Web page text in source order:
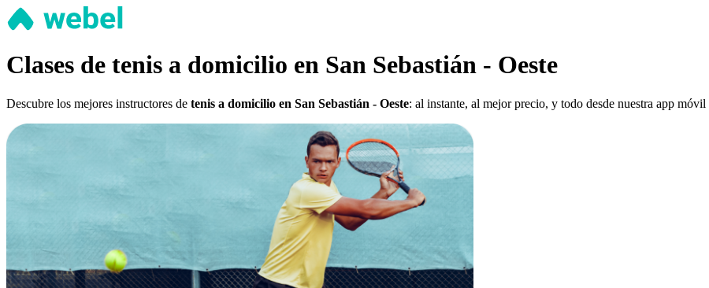
Clases de tenis a domicilio en San Sebastián - Oeste
Descubre los mejores instructores de tenis a domicilio en San Sebastián - Oeste: al instante, al mejor precio, y todo desde nuestra app